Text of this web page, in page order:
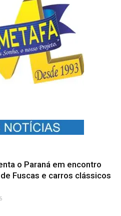
o Paraná em encontro
Fuscas e carros clássicos